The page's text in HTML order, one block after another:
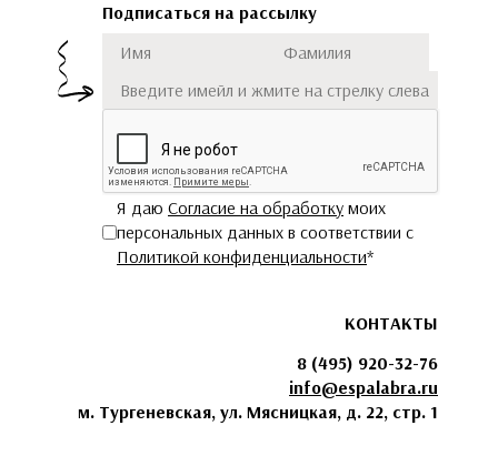
Подписаться на рассылку
Имя
Фамилия
Я даю Согласие на обработку моих
персональных данных в соответствии с
Политикой конфиденциальности*
Подписаться
КОНТАКТЫ
8 (495) 920-32-76
info@espalabra.ru
м. Тургеневская, ул. Мясницкая, д. 22, стр. 1